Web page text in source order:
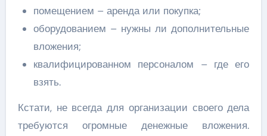
помещением – аренда или покупка;
оборудованием – нужны ли дополнительные
вложения;
квалифицированном персоналом – где его
взять.
Кстати, не всегда для организации своего дела
требуются огромные денежные вложения.